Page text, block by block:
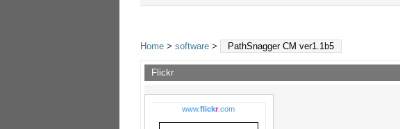
Home > software > PathSnagger CM ver1.1b5
Flickr
www.flickr.com